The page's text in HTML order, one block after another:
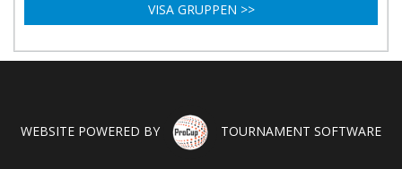
VISA GRUPPEN >>
WEBSITE POWERED BY TOURNAMENT SOFTWARE